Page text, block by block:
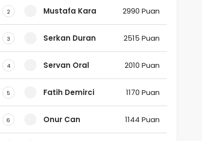
2 Mustafa Kara 2990 Puan
3 Serkan Duran 2515 Puan
4 Servan Oral 2010 Puan
5 Fatih Demirci 1170 Puan
6 Onur Can 1144 Puan